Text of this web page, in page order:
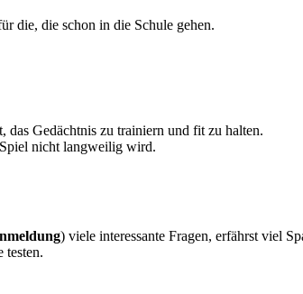
die, die schon in die Schule gehen.
Gedächtnis zu trainiern und fit zu halten.
nicht langweilig wird.
) viele interessante Fragen, erfährst viel
testen.